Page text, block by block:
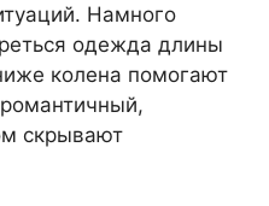
Намного
одежда длины
колена помогают
скрывают